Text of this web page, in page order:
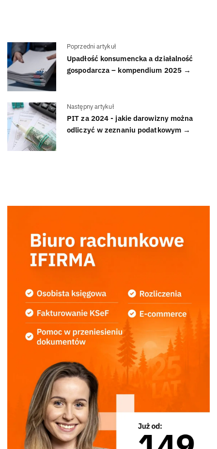
Poprzedni artykuł
Upadłość konsumencka a działalność
gospodarcza – kompendium 2025 →
Następny artykuł
PIT za 2024 - jakie darowizny można
odliczyć w zeznaniu podatkowym →